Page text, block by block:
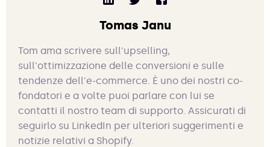
Tomas Janu
Tom ama scrivere sull'upselling,
sull'ottimizzazione delle conversioni e sulle
tendenze dell'e-commerce. È uno dei nostri co-
fondatori e a volte puoi parlare con lui se
contatti il nostro team di supporto. Assicurati di
seguirlo su LinkedIn per ulteriori suggerimenti e
notizie relativi a Shopify.